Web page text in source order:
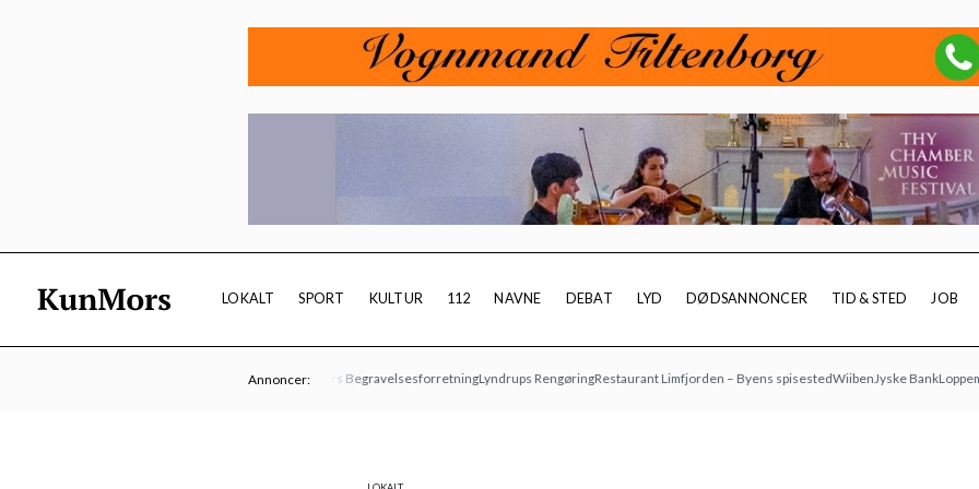
LOKALT SPORT KULTUR 112 NAVNE DEBAT LYD DØDSANNONCER TID & STED JOB
Annoncer:
Kulturmødet Mors 21- 23.08Vesters BegravelsesforretningLyndrups RengøringRestaurant Limfjorden – Byens spisestedWiibenJyske Bank